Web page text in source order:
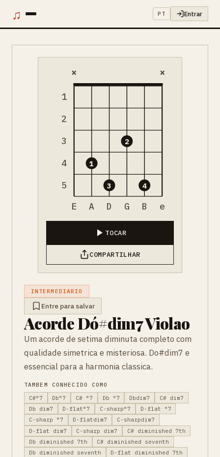
♫ PT Entrar
1
2
3
4
5
× ×
1
3
2
4
E A D G B e
TOCAR
COMPARTILHAR
INTERMEDIARIO
Entre para salvar
Acorde Dó#dim7 Violao
Um acorde de setima diminuta completo com
qualidade simetrica e misteriosa. Do#dim7 e
essencial para a harmonia classica.
TAMBEM CONHECIDO COMO
C#°7
Db°7 C# °7 Db °7 Dbdim7
C# dim7
Db dim7
D-flat°7 C-sharp°7
D-flat °7
C-sharp °7
D-flatdim7
C-sharpdim7
D-flat dim7
C-sharp dim7
C# diminished 7th
Db diminished 7th
C# diminished seventh
Db diminished seventh
D-flat diminished 7th